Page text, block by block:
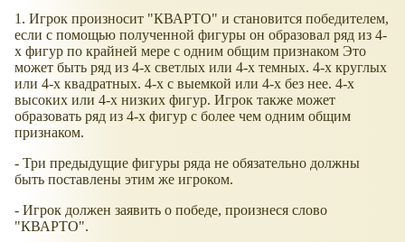
1. Игрок произносит "КВАРТО" и становится победителем,
если с помощью полученной фигуры он образовал ряд из 4-
х фигур по крайней мере с одним общим признаком Это
может быть ряд из 4-х светлых или 4-х темных. 4-х круглых
или 4-х квадратных. 4-х с выемкой или 4-х без нее. 4-х
высоких или 4-х низких фигур. Игрок также может
образовать ряд из 4-х фигур с более чем одним общим
признаком.
- Три предыдущие фигуры ряда не обязательно должны
быть поставлены этим же игроком.
- Игрок должен заявить о победе, произнеся слово
"КВАРТО".